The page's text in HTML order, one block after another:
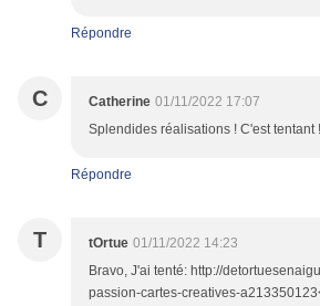
Répondre
C Catherine 01/11/2022 17:07
Splendides réalisations ! C'est tentant !
Répondre
T tOrtue 01/11/2022 14:23
Bravo, J'ai tenté: http://
passion-cartes-creatives-